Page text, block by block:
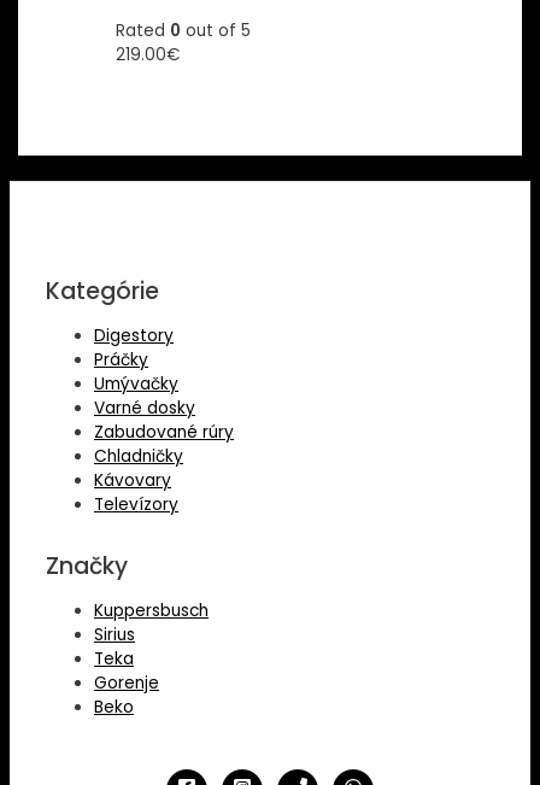
Rated 0 out of 5
219.00€
Kategórie
Digestory
Práčky
Umývačky
Varné dosky
Zabudované rúry
Chladničky
Kávovary
Televízory
Značky
Kuppersbusch
Sirius
Teka
Gorenje
Beko